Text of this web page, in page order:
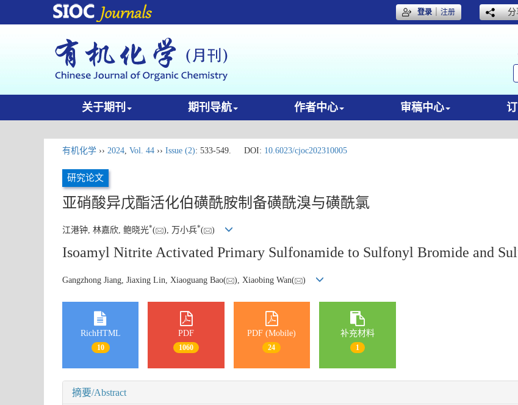
登录｜注册 分
关于期刊 期刊导航 作者中心 审稿中心
有机化学 ›› 2024, Vol. 44 ›› Issue (2): 533-549. DOI: 10.6023/cjoc202310005
研究论文
亚硝酸异戊酯活化伯磺酰胺制备磺酰溴与磺酰氯
江港钟, 林嘉欣, 鲍晓光*( ), 万小兵*( )
Isoamyl Nitrite Activated Primary Sulfonamide to Sulfonyl Bromide and
Gangzhong Jiang, Jiaxing Lin, Xiaoguang Bao( ), Xiaobing Wan(
)
RichHTML
10
PDF
1060
PDF (Mobile)
24
补充材料
1
摘要/Abstract